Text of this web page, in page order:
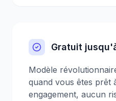
Gratuit
Modèle
quand vous êtes prêt
engagement, aucun